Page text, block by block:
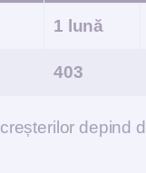
1 lună
403
depind